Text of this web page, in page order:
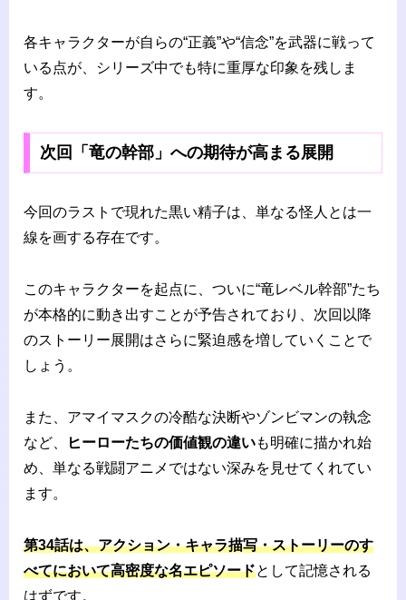
各キャラクターが自らの“正義”や“信念”を武器に戦って
いる点が、シリーズ中でも特に重厚な印象を残しま
す。
次回「竜の幹部」への期待が高まる展開
今回のラストで現れた黒い精子は、単なる怪人とは一
線を画する存在です。
このキャラクターを起点に、ついに“竜レベル幹部”たち
が本格的に動き出すことが予告されており、次回以降
のストーリー展開はさらに緊迫感を増していくことで
しょう。
また、アマイマスクの冷酷な決断やゾンビマンの執念
など、
ヒーローたちの価値観の違いも明確に描かれ始
め、単なる戦闘アニメではない深みを見せてくれてい
ます。
第34話は、アクション・キャラ描写・ストーリーのす
べてにおいて高密度な名エピソードとして記憶される
はずです。